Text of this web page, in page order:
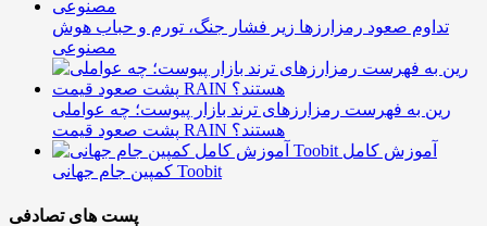
تداوم صعود رمزارزها زیر فشار جنگ، تورم و حباب هوش
مصنوعی
رین به فهرست رمزارزهای ترند بازار پیوست؛ چه عواملی
پشت صعود قیمت RAIN هستند؟
آموزش کامل
کمپین جام جهانی Toobit
پست های تصادفی